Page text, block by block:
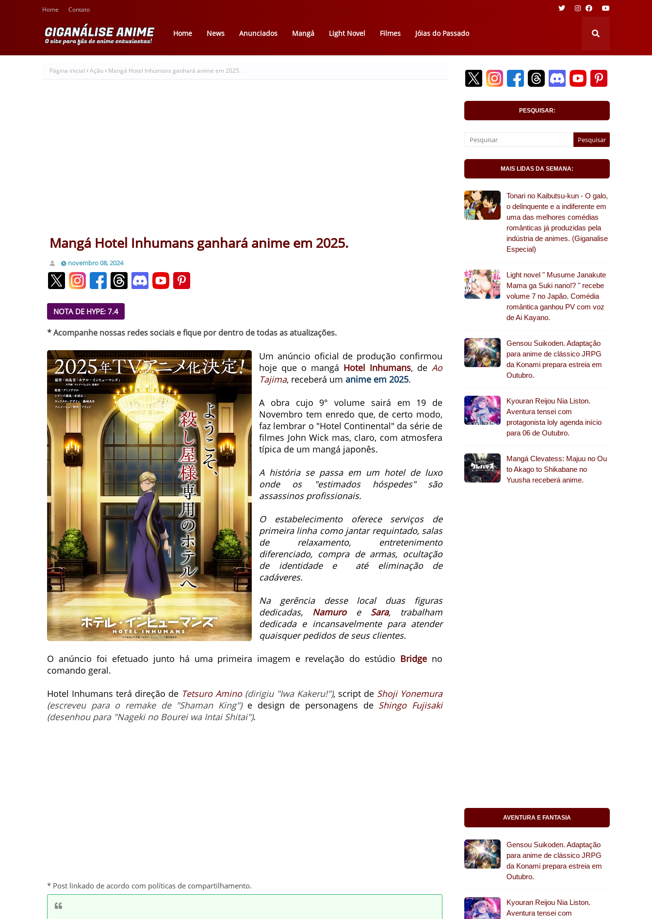
Home Contato
Home News Anunciados Mangá Light Novel Filmes Jóias do Passado
Página inicial Ação Mangá Hotel Inhumans ganhará anime em 2025.
Mangá Hotel Inhumans ganhará anime em 2025.
novembro 08, 2024
NOTA DE HYPE: 7.4
* Acompanhe nossas redes sociais e fique por dentro de todas as atualizações.
Um anúncio oficial de produção confirmou
hoje que o mangá Hotel Inhumans, de Ao
Tajima, receberá um anime em 2025.
A obra cujo 9° volume sairá em 19 de
Novembro tem enredo que, de certo modo,
faz lembrar o "Hotel Continental" da série de
filmes John Wick mas, claro, com atmosfera
típica de um mangá japonês.
A história se passa em um hotel de luxo
onde os "estimados hóspedes" são
assassinos profissionais.
O estabelecimento oferece serviços de
primeira linha como jantar requintado, salas
de relaxamento, entretenimento
diferenciado, compra de armas, ocultação
de identidade e até eliminação de
cadáveres.
Na gerência desse local duas figuras
dedicadas, Namuroe Sara, trabalham
dedicada e incansavelmente para atender
quaisquer pedidos de seus clientes.
O anúncio foi efetuado junto há uma primeira imagem e revelação do estúdio Bridge no
comando geral.
Hotel Inhumans terá direção de Tetsuro Amino (dirigiu "Iwa Kakeru!"), script de Shoji Yonemura
(escreveu para o remake de "Shaman King")e design de personagens de Shingo Fujisaki
(desenhou para "Nageki no Bourei wa Intai Shitai").
* Post linkado de acordo com políticas de compartilhamento.
PESQUISAR:
MAIS LIDAS DA SEMANA:
Tonari no Kaibutsu-kun - O galo,
o delinquente e a indiferente em
uma das melhores comédias
românticas já produzidas pela
indústria de animes. (Giganalise
Especial)
Light novel " Musume Janakute
Mama ga Suki nano!? " recebe
volume 7 no Japão. Comédia
romântica ganhou PV com voz
de Ai Kayano.
Gensou Suikoden. Adaptação
para anime de clássico JRPG
da Konami prepara estreia em
Outubro.
Kyouran Reijou Nia Liston.
Aventura tensei com
protagonista loly agenda início
para 06 de Outubro.
Mangá Clevatess: Majuu no Ou
to Akago to Shikabane no
Yuusha receberá anime.
AVENTURA E FANTASIA
Gensou Suikoden. Adaptação
para anime de clássico JRPG
da Konami prepara estreia em
Outubro.
Kyouran Reijou Nia Liston.
Aventura tensei com